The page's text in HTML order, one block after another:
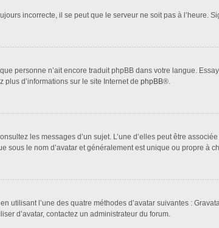
incorrecte, il se peut que le serveur ne soit pas à l’heure.
personne n’ait encore traduit phpBB dans votre langue.
plus d’informations sur le site Internet de phpBB®.
les messages d’un sujet. L’une d’elles peut être
sous le nom d’avatar et généralement est unique ou propre à
utilisant l’une des quatre méthodes d’avatar suivantes :
d’avatar, contactez un administrateur du forum.